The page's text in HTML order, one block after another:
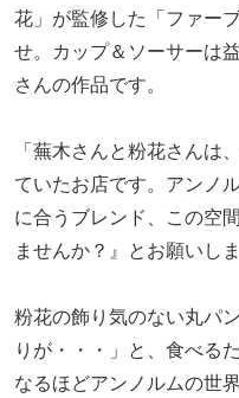
花」が監修した「ファー
せ。カップ＆ソーサーは
さんの作品です。
「蕪木さんと粉花さんは
ていたお店です。アンノ
に合うブレンド、この空
ませんか？』とお願いし
粉花の飾り気のない丸パ
りが・・・」と、食べる
なるほどアンノルムの世